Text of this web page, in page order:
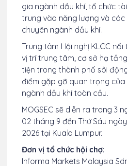
gia ngành dầu khí, tổ chức
trung vào năng lượng và
chuyên ngành dầu khí.
Trung tâm Hội nghị KLCC
vị trí trung tâm, cơ sở hạ
tiện trong thành phố sôi
điểm gặp gỡ quan trọng
ngành dầu khí toàn cầu.
MOGSEC sẽ diễn ra trong 3
02 tháng 9 đến Thứ Sáu
2026 tại Kuala Lumpur.
Đơn vị tổ chức hội chợ:
Informa Markets Malaysia